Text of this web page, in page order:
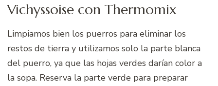
Vichyssoise con Thermomix
Limpiamos bien los puerros para eliminar los
restos de tierra y utilizamos solo la parte blanca
del puerro, ya que las hojas verdes darían color a
la sopa. Reserva la parte verde para preparar